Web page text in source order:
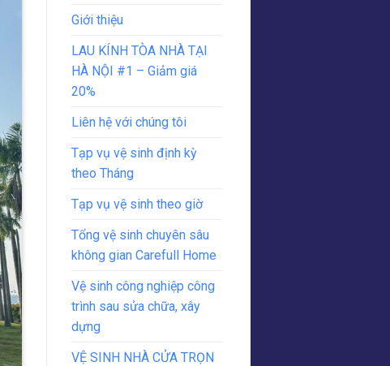
Giới thiệu
LAU KÍNH TÒA NHÀ TẠI
HÀ NỘI #1 – Giảm giá
20%
Liên hệ với chúng tôi
Tạp vụ vệ sinh định kỳ
theo Tháng
Tạp vụ vệ sinh theo giờ
Tổng vệ sinh chuyên sâu
không gian Carefull Home
Vệ sinh công nghiệp công
trình sau sửa chữa, xây
dựng
VỆ SINH NHÀ CỬA TRỌN